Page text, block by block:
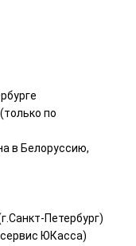
по
в Белоруссию,
Петербург)
ЮКасса)